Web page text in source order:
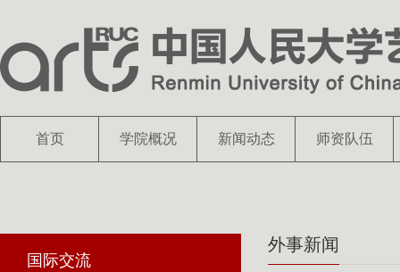
首页 学院概况 新闻动态 师资队伍
国际交流
外事新闻